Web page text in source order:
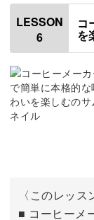
エアロプレ
エアロプレ
エアロプレ
エアロプレ
ペーパーリ
LESSON
6
コ
を
〈このレッス
■ コーヒーメ